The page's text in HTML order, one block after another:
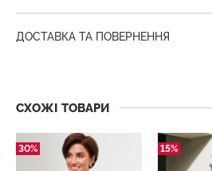
ДОСТАВКА ТА ПОВЕРНЕННЯ
СХОЖІ ТОВАРИ
30% 15%